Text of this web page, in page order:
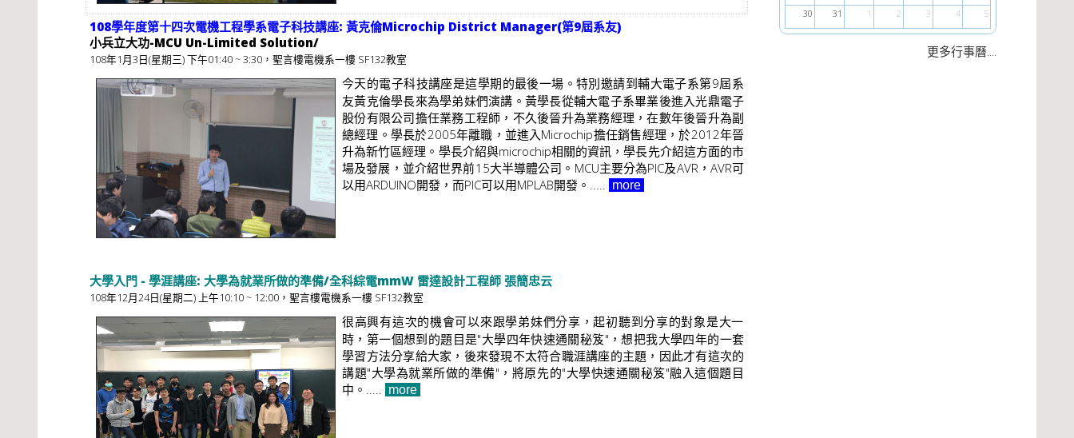
108學年度第十四次電機工程學系電子科技講座: 黃克倫Microchip District Manager(第9屆系友)
小兵立大功-MCU Un-Limited Solution/
108年1月3日(星期三) 下午01:40 ~ 3:30，聖言樓電機系一樓 SF132教室
今天的電子科技講座是這學期的最後一場。特別邀請到輔大電子系第9屆系
友黃克倫學長來為學弟妹們演講。黃學長從輔大電子系畢業後進入光鼎電子
股份有限公司擔任業務工程師，不久後晉升為業務經理，在數年後晉升為副
總經理。學長於2005年離職，並進入Microchip擔任銷售經理，於2012年晉
升為新竹區經理。學長介紹與microchip相關的資訊，學長先介紹這方面的市
場及發展，並介紹世界前15大半導體公司。MCU主要分為PIC及AVR，AVR可
以用ARDUINO開發，而PIC可以用MPLAB開發。.....
more
大學入門 - 學涯講座: 大學為就業所做的準備/全科綜電mmW 雷達設計工程師 張簡忠云
108年12月24日(星期二) 上午10:10 ~ 12:00，聖言樓電機系一樓 SF132教室
很高興有這次的機會可以來跟學弟妹們分享，起初聽到分享的對象是大一
時，第一個想到的題目是"大學四年快速通關秘笈"，想把我大學四年的一套
學習方法分享給大家，後來發現不太符合職涯講座的主題，因此才有這次的
講題"大學為就業所做的準備"，將原先的"大學快速通關秘笈"融入這個題目
中。.....
more
30
31 1 2 3 4 5
更多行事曆....